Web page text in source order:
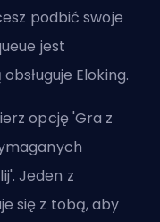
podbić swoje
jest
Eloking.
opcję 'Gra z
Jeden z
się z tobą, aby